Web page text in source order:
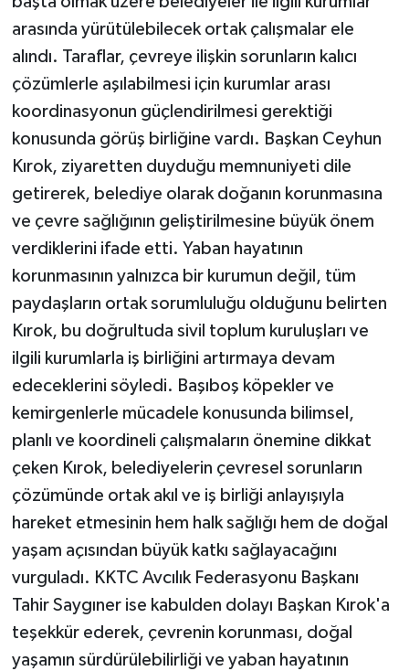
arasında yürütülebilecek ortak çalışmalar ele
alındı. Taraflar, çevreye ilişkin sorunların kalıcı
çözümlerle aşılabilmesi için kurumlar arası
koordinasyonun güçlendirilmesi gerektiği
konusunda görüş birliğine vardı. Başkan Ceyhun
Kırok, ziyaretten duyduğu memnuniyeti dile
getirerek, belediye olarak doğanın korunmasına
ve çevre sağlığının geliştirilmesine büyük önem
verdiklerini ifade etti. Yaban hayatının
korunmasının yalnızca bir kurumun değil, tüm
paydaşların ortak sorumluluğu olduğunu belirten
Kırok, bu doğrultuda sivil toplum kuruluşları ve
ilgili kurumlarla iş birliğini artırmaya devam
edeceklerini söyledi. Başıboş köpekler ve
kemirgenlerle mücadele konusunda bilimsel,
planlı ve koordineli çalışmaların önemine dikkat
çeken Kırok, belediyelerin çevresel sorunların
çözümünde ortak akıl ve iş birliği anlayışıyla
hareket etmesinin hem halk sağlığı hem de doğal
yaşam açısından büyük katkı sağlayacağını
vurguladı. KKTC Avcılık Federasyonu Başkanı
Tahir Saygıner ise kabulden dolayı Başkan Kırok'a
teşekkür ederek, çevrenin korunması, doğal
yaşamın sürdürülebilirliği ve yaban hayatının